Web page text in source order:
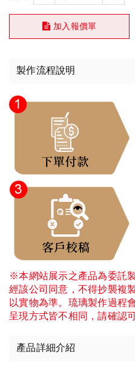
加入報價單
製作流程說明
※本網站展示之產品為委託
經該公司同意，不得抄襲複
以實物為準。琉璃製作過程
呈現方式皆不相同，請確認
產品詳細介紹